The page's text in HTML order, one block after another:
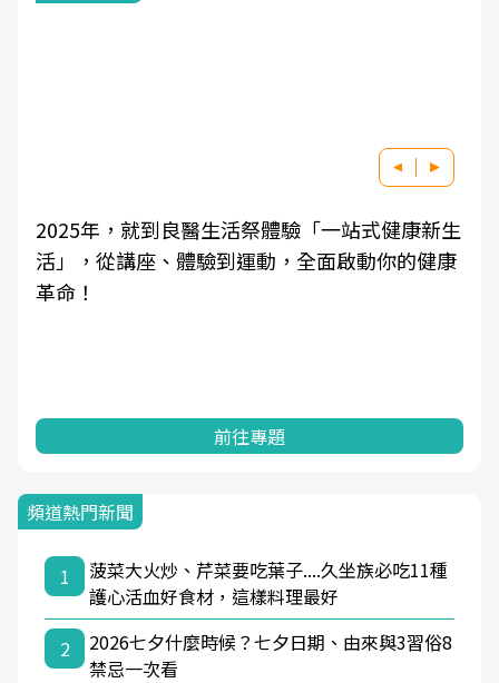
良醫健康網從「換季的身體變化」出發，透過醫
學觀點與日常感受的對話，建立對亞健康的認
知，進而引導實際的改善行動。
前往專題
頻道熱門新聞
1
菠菜大火炒、芹菜要吃葉子....久坐族必吃11種
護心活血好食材，這樣料理最好
2
2026七夕什麼時候？七夕日期、由來與3習俗8
禁忌一次看